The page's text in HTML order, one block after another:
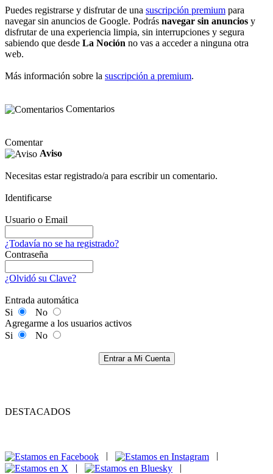
Puedes registrarse y disfrutar de una suscripción premium para
navegar sin anuncios de Google. Podrás navegar sin anuncios y
disfrutar de una experiencia limpia, sin interrupciones y segura
sabiendo que desde La Noción no vas a acceder a ninguna otra
web.
Más información sobre la suscripción a premium.
Comentarios
Comentar
Aviso
Necesitas estar registrado/a para escribir un comentario.
Identificarse
Usuario o Email
¿Todavía no se ha registrado?
Contraseña
¿Olvidó su Clave?
Entrada automática
Si
No
Agregarme a los usuarios activos
Si
No
Entrar a Mi Cuenta
DESTACADOS
|
|
|
|